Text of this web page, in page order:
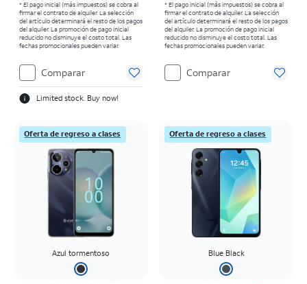
* El pago inicial (más impuestos) se cobra al
firmar el contrato de alquiler. La selección
del artículo determinará el resto de los pagos
del alquiler. La promoción de pago inicial
reducido no disminuye el costo total. Las
fechas promocionales pueden variar.
Comparar
Limited stock. Buy now!
* El pago inicial (más impuestos) se cobra al
firmar el contrato de alquiler. La selección
del artículo determinará el resto de los pagos
del alquiler. La promoción de pago inicial
reducido no disminuye el costo total. Las
fechas promocionales pueden variar.
Comparar
Oferta de regreso a clases
Azul tormentoso
Oferta de regreso a clases
Blue Black